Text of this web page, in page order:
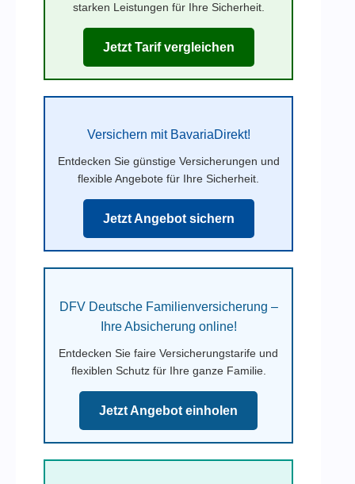
starken Leistungen für Ihre Sicherheit.
Jetzt Tarif vergleichen
Versichern mit BavariaDirekt!
Entdecken Sie günstige Versicherungen und
flexible Angebote für Ihre Sicherheit.
Jetzt Angebot sichern
DFV Deutsche Familienversicherung –
Ihre Absicherung online!
Entdecken Sie faire Versicherungstarife und
flexiblen Schutz für Ihre ganze Familie.
Jetzt Angebot einholen